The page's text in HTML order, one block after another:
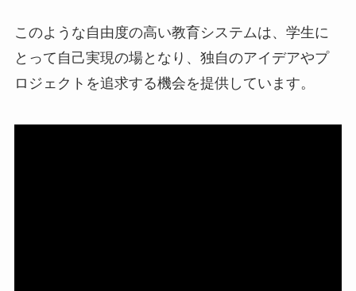
このような自由度の高い教育システムは、学生に
とって自己実現の場となり、独自のアイデアやプ
ロジェクトを追求する機会を提供しています。